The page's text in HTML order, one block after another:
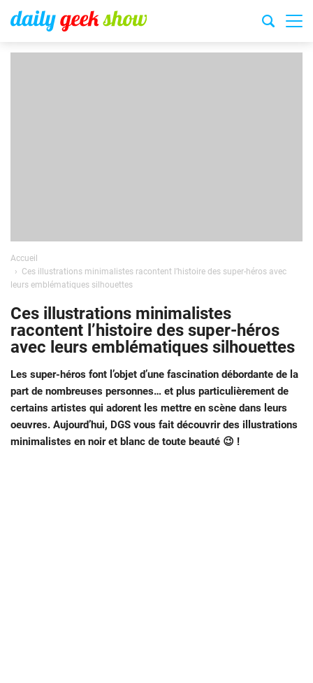
Accueil
Ces illustrations minimalistes racontent l’histoire des super-héros avec
leurs emblématiques silhouettes
Ces illustrations minimalistes
racontent l’histoire des super-héros
avec leurs emblématiques silhouettes
Les super-héros font l’objet d’une fascination débordante de la
part de nombreuses personnes… et plus particulièrement de
certains artistes qui adorent les mettre en scène dans leurs
oeuvres. Aujourd’hui, DGS vous fait découvrir des illustrations
minimalistes en noir et blanc de toute beauté 😉 !